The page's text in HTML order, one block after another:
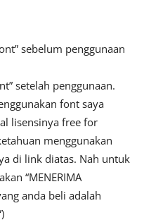
sebelum penggunaan
setelah penggunaan.
font saya
lisensinya free for
menggunakan
di link diatas. Nah untuk
“MENERIMA
anda beli adalah